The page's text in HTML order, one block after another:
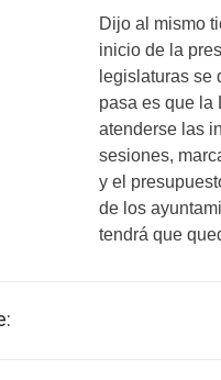
Dijo al mismo
inicio de la
legislaturas se
pasa es que la
atenderse las
sesiones,
y el
de los
tendrá que